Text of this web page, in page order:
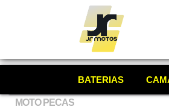
BATERIAS
MOTO PECAS